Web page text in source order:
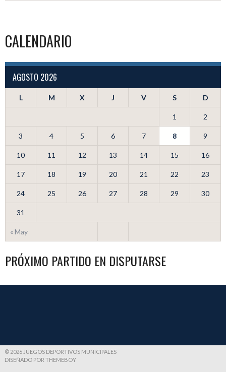
CALENDARIO
AGOSTO 2026
L M X J V S D
« May
1 2
3 4 5 6 7 8 9
10 11 12 13 14 15 16
17 18 19 20 21 22 23
24 25 26 27 28 29 30
31
PRÓXIMO PARTIDO EN DISPUTARSE
© 2026 JUEGOS DEPORTIVOS MUNICIPALES
DISEÑADO POR THEMEBOY